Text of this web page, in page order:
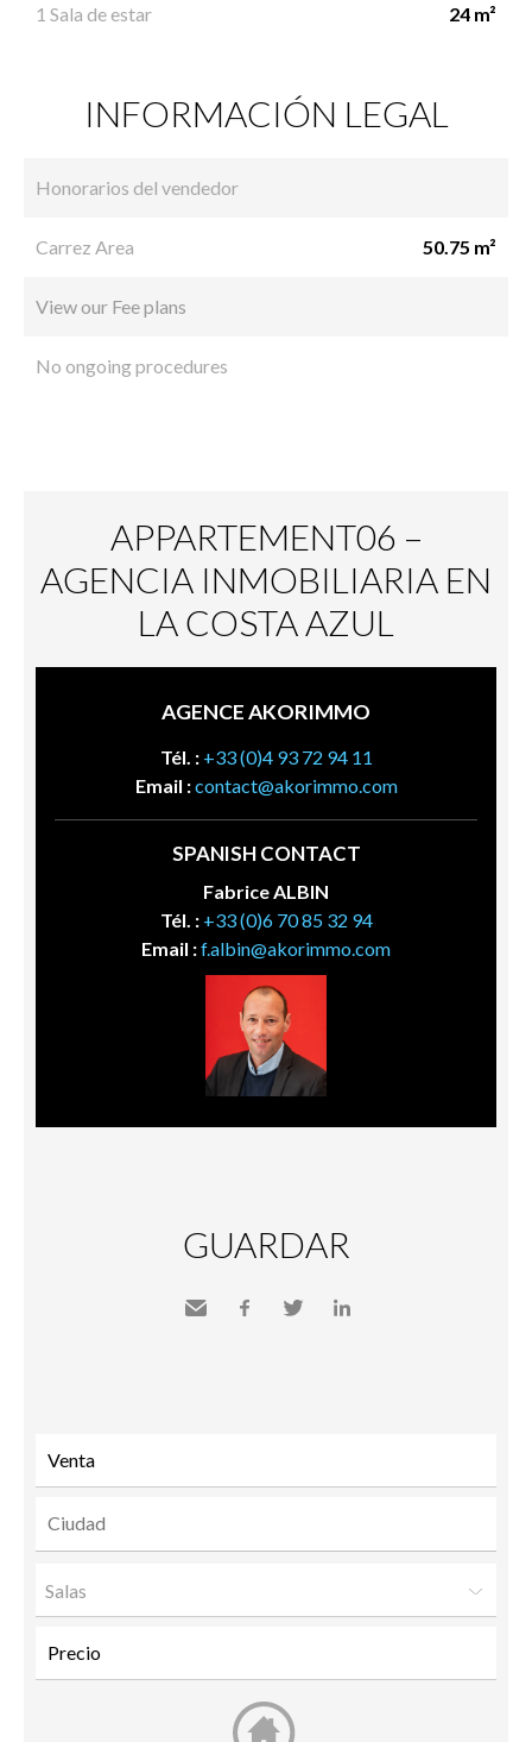
1 Sala de estar 24 m²
INFORMACIÓN LEGAL
Honorarios del vendedor
Carrez Area 50.75 m²
View our Fee plans
No ongoing procedures
APPARTEMENT06 –
AGENCIA INMOBILIARIA EN
LA COSTA AZUL
AGENCE AKORIMMO
Tél. : +33 (0)4 93 72 94 11
Email :contact@akorimmo.com
SPANISH CONTACT
Fabrice ALBIN
Tél. : +33 (0)6 70 85 32 94
Email :f.albin@akorimmo.com
GUARDAR
Salas